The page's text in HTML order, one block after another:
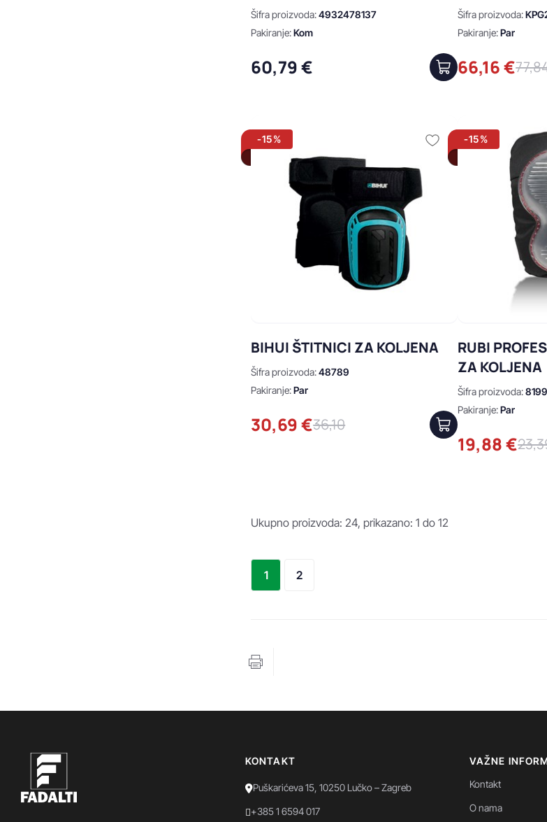
Šifra proizvoda:4932478137
Pakiranje:Kom
60,79 €
Šifra proizvoda:
Pakiranje:Par
66,16 €
-15%
BIHUI ŠTITNICI ZA KOLJENA
Šifra proizvoda:48789
Pakiranje:Par
30,69 €36,10
-15%
RUBI
ZA KOLJENA
Šifra proizvoda:
Pakiranje:Par
19,88 €
Ukupno proizvoda: 24, prikazano: 1 do 12
1 2
KONTAKT
Puškarićeva 15, 10250 Lučko – Zagreb
+385 1 6594 017
VAŽNE
Kontakt
O nama